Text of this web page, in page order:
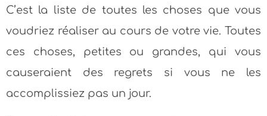
C’est la liste de toutes les choses que vous
voudriez réaliser au cours de votre vie. Toutes
ces choses, petites ou grandes, qui vous
causeraient des regrets si vous ne les
accomplissiez pas un jour.